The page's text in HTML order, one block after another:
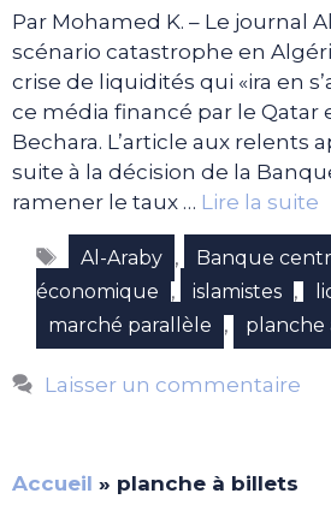
Par Mohamed K. – Le journal
scénario catastrophe en
crise de liquidités qui «ira en
ce média financé par le Qatar
Bechara. L’article aux relents
suite à la décision de la
ramener le taux … Lire la suite
Étiquettes
Al-Araby , Banque
économique
, islamistes ,
marché parallèle , planche
Laisser un commentaire
Accueil » planche à billets